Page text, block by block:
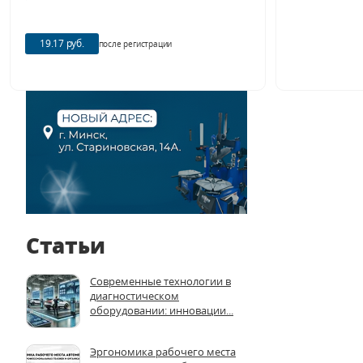
Статьи
Современные технологии в
диагностическом
оборудовании: инновации...
Эргономика рабочего места
19.17 руб. после регистрации